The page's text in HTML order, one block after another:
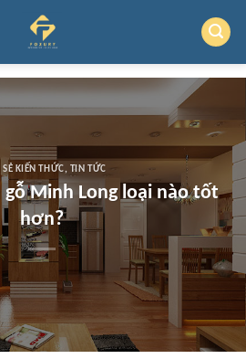
KIẾN THỨC, TIN TỨC
gỗ Minh Long loại nào tốt
hơn?